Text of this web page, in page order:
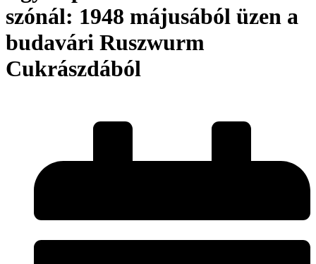
szónál: 1948 májusából üzen a
budavári Ruszwurm
Cukrászdából